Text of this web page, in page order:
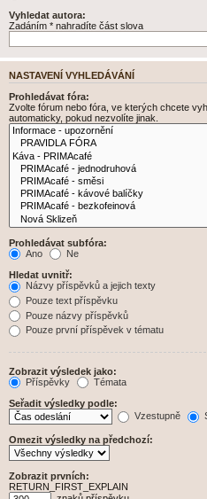
Vyhledat autora:
Zadáním * nahradíte část slova
NASTAVENÍ VYHLEDÁVÁNÍ
Prohledávat fóra:
Zvolte fórum nebo fóra, ve kterých chcete
automaticky, pokud nezvolíte jinak.
Prohledávat subfóra:
Ano
Ne
Hledat uvnitř:
Názvy příspěvků a jejich texty
Pouze text příspěvku
Pouze názvy příspěvků
Pouze první příspěvek v tématu
Zobrazit výsledek jako:
Příspěvky
Témata
Seřadit výsledky podle:
Vzestupně
Omezit výsledky na předchozí:
Zobrazit prvních:
RETURN_FIRST_EXPLAIN